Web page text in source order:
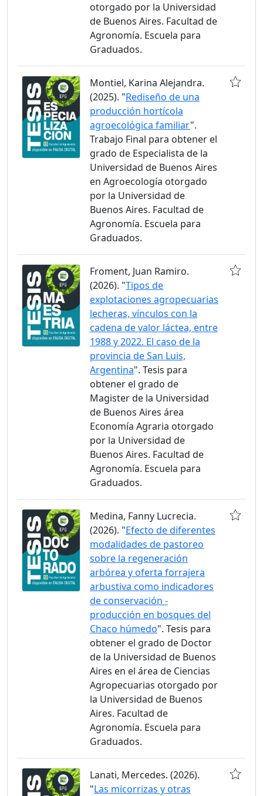
otorgado por la Universidad
de Buenos Aires. Facultad de
Agronomía. Escuela para
Graduados.
Montiel, Karina Alejandra.
(2025). "Rediseño de una
producción hortícola
agroecológica familiar".
Trabajo Final para obtener el
grado de Especialista de la
Universidad de Buenos Aires
en Agroecología otorgado
por la Universidad de
Buenos Aires. Facultad de
Agronomía. Escuela para
Graduados.
Froment, Juan Ramiro.
(2026). "Tipos de
explotaciones agropecuarias
lecheras, vínculos con la
cadena de valor láctea, entre
1988 y 2022. El caso de la
provincia de San Luis,
Argentina". Tesis para
obtener el grado de
Magister de la Universidad
de Buenos Aires área
Economía Agraria otorgado
por la Universidad de
Buenos Aires. Facultad de
Agronomía. Escuela para
Graduados.
Medina, Fanny Lucrecia.
(2026). "Efecto de diferentes
modalidades de pastoreo
sobre la regeneración
arbórea y oferta forrajera
arbustiva como indicadores
de conservación -
producción en bosques del
Chaco húmedo". Tesis para
obtener el grado de Doctor
de la Universidad de Buenos
Aires en el área de Ciencias
Agropecuarias otorgado por
la Universidad de Buenos
Aires. Facultad de
Agronomía. Escuela para
Graduados.
Lanati, Mercedes. (2026).
"Las micorrizas y otras